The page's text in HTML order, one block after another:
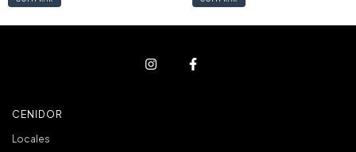
CENIDOR
Locales